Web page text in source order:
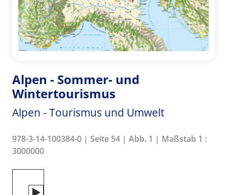
Alpen - Sommer- und
Wintertourismus
Alpen - Tourismus und Umwelt
978-3-14-100384-0 | Seite 54 | Abb. 1 | Maßstab 1 :
3000000